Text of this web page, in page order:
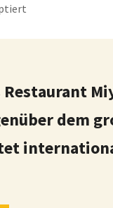
Restaurant
dem